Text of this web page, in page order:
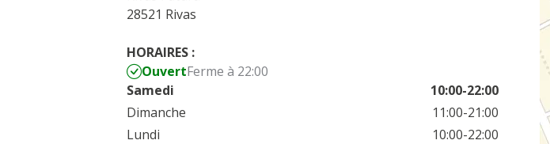
28521 Rivas
HORAIRES :
OuvertFerme à 22:00
Samedi
10:00-22:00
Dimanche
11:00-21:00
Lundi
10:00-22:00